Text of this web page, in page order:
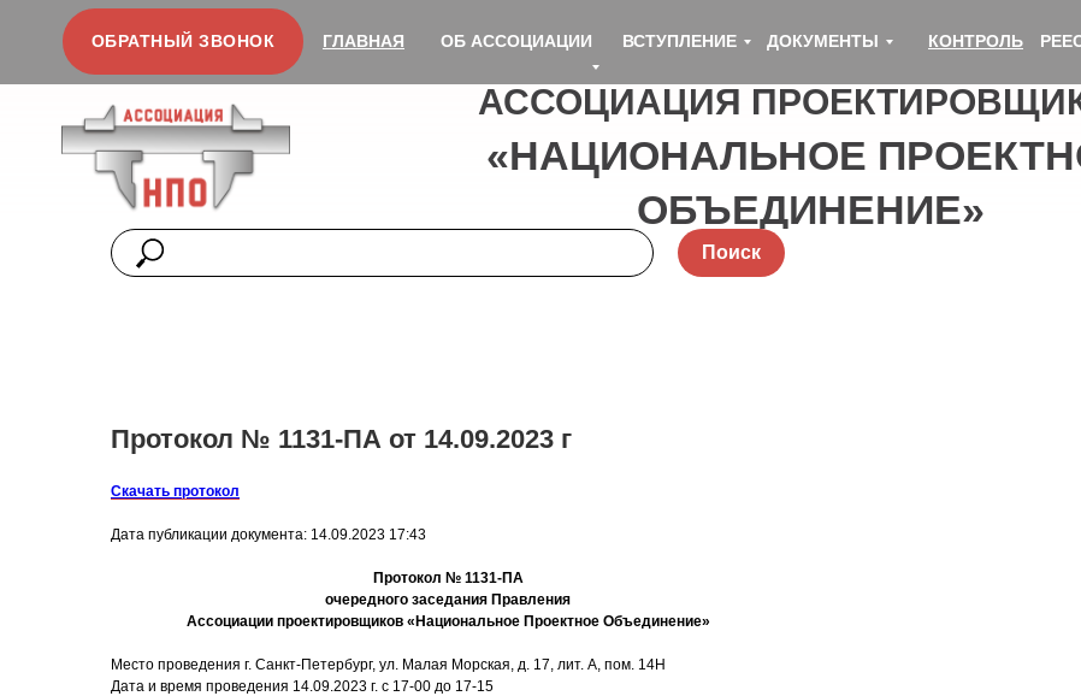
ОБ АССОЦИАЦИИ ДОКУМЕНТЫ
ВСТУПЛЕНИЕ КОНТРОЛЬ
ГЛАВНАЯ
ОБРАТНЫЙ ЗВОНОК
АССОЦИАЦИЯ
«НАЦИОНАЛЬНОЕ
ОБЪЕДИНЕНИЕ»
Поиск
Протокол № 1131-ПА от 14.09.2023 г
Скачать протокол
Дата публикации документа: 14.09.2023 17:43
Протокол № 1131-ПА
очередного заседания Правления
Ассоциации проектировщиков «Национальное Проектное Объединение»
Место проведения г. Санкт-Петербург, ул. Малая Морская, д. 17, лит. А, пом. 14Н
Дата и время проведения 14.09.2023 г. с 17-00 до 17-15